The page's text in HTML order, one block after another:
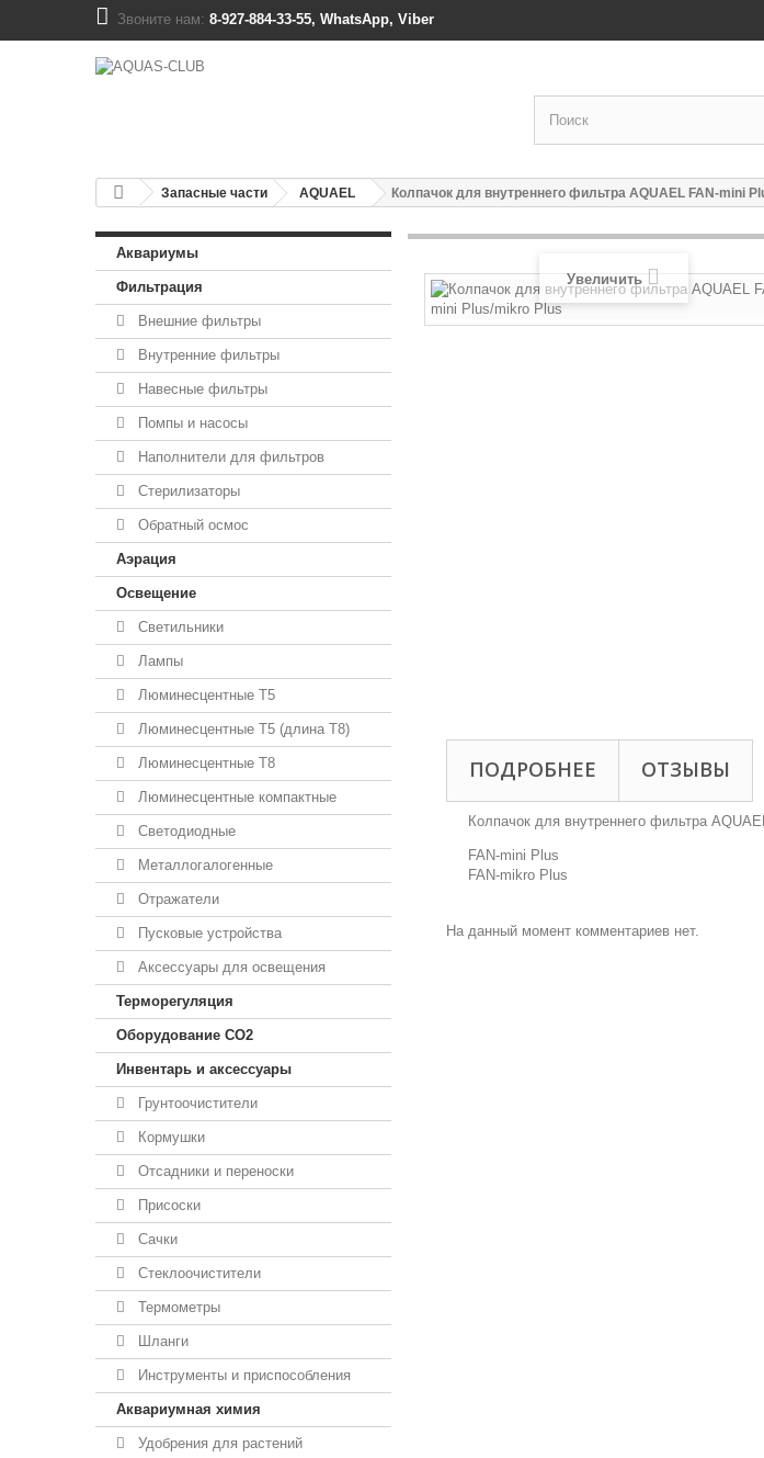
Звоните нам: 8-927-884-33-55, WhatsApp, Viber
Запасные части AQUAEL Колпачок для внутреннего фильтра AQUAEL FAN-mini
Аквариумы
Фильтрация
Внешние фильтры
Внутренние фильтры
Навесные фильтры
Помпы и насосы
Наполнители для фильтров
Стерилизаторы
Обратный осмос
Аэрация
Освещение
Светильники
Лампы
Люминесцентные T5
Люминесцентные T5 (длина T8)
Люминесцентные T8
Люминесцентные компактные
Светодиодные
Металлогалогенные
Отражатели
Пусковые устройства
Аксессуары для освещения
Терморегуляция
Оборудование CO2
Инвентарь и аксессуары
Грунтоочистители
Кормушки
Отсадники и переноски
Присоски
Сачки
Стеклоочистители
Термометры
Шланги
Инструменты и приспособления
Аквариумная химия
Удобрения для растений
Увеличить
ПОДРОБНЕЕ ОТЗЫВЫ
Колпачок для внутреннего фильтра
FAN-mini Plus
FAN-mikro Plus
На данный момент комментариев нет.